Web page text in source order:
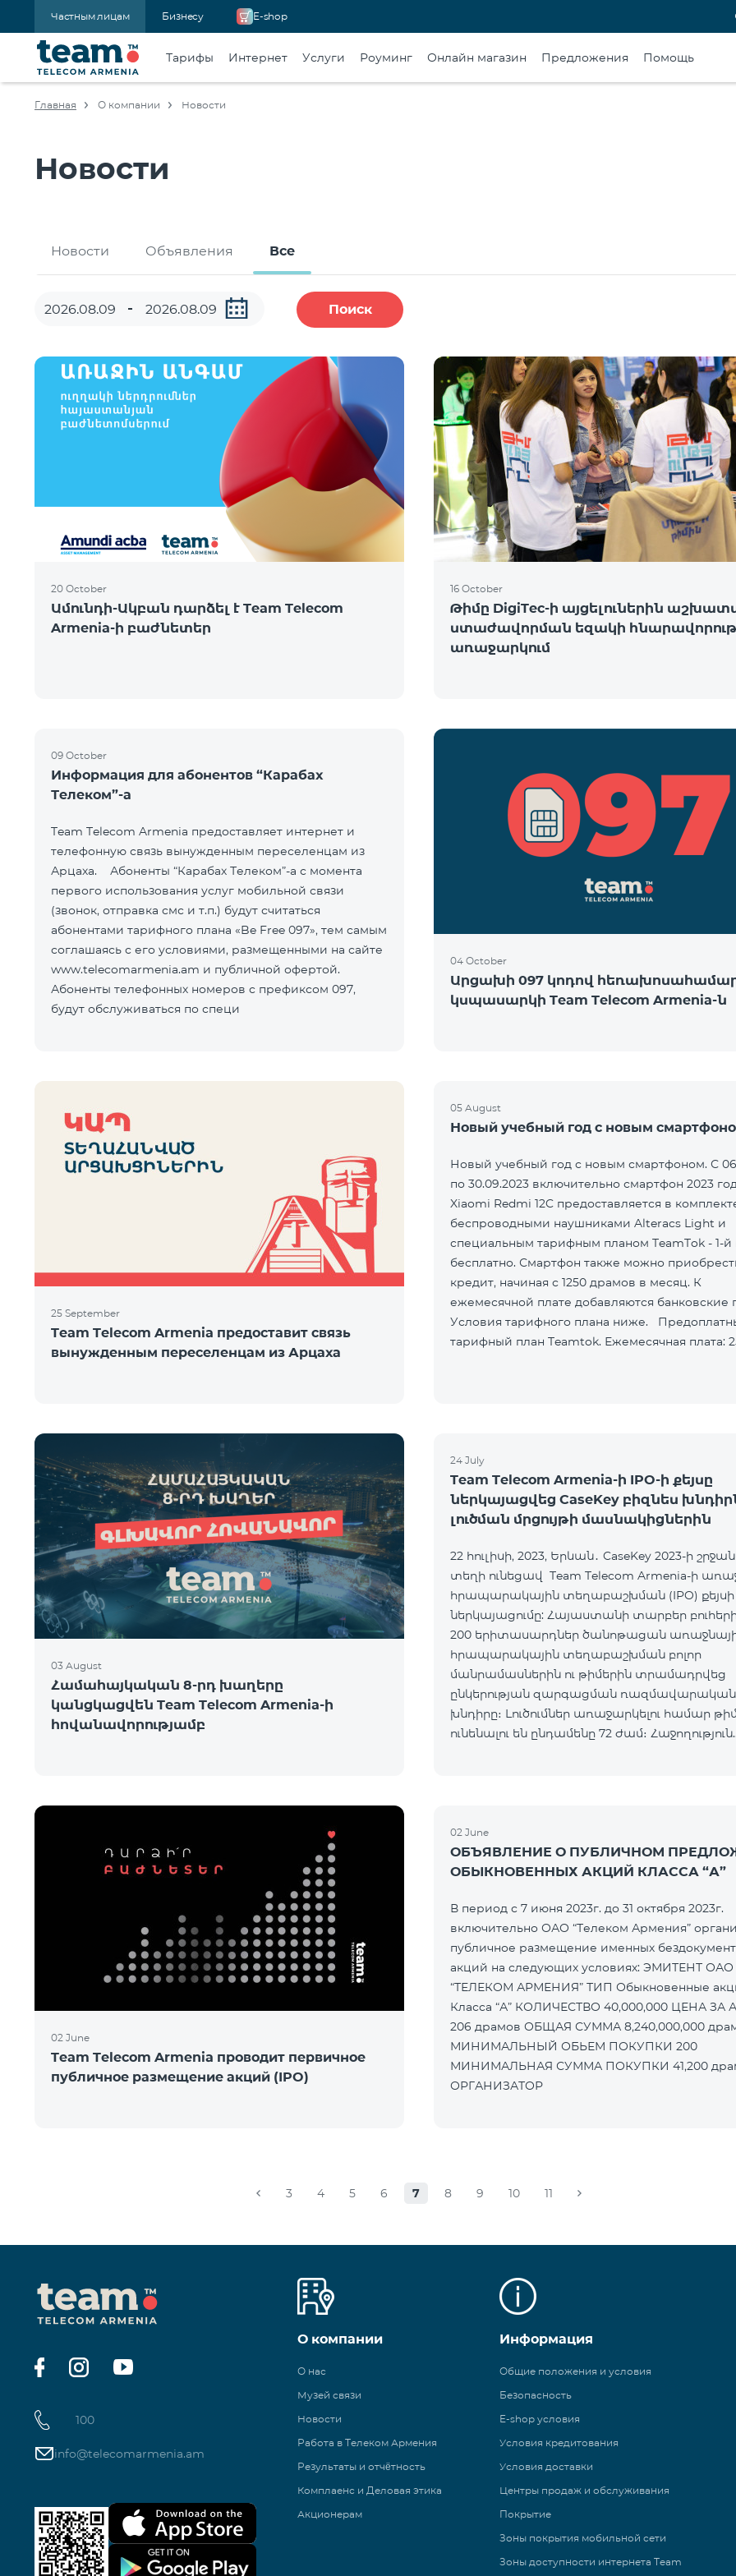
Частным лицам Бизнесу E-shop
Тарифы Интернет Услуги Роуминг Онлайн магазин Предложения Помощь
Главная О компании Новости
Новости
Новости Объявления Все
Поиск
20 October
Ամունդի-Ակբան դարձել է Team Telecom
Armenia-ի բաժնետեր
16 October
Թիմը DigiTec-ի այցելուներին
ստաժավորման եզակի
առաջարկում
09 October
Информация для абонентов “Карабах
Телеком”-а
Team Telecom Armenia предоставляет интернет и
телефонную связь вынужденным переселенцам из
Арцаха. Абоненты “Карабах Телеком”-а с момента
первого использования услуг мобильной связи
(звонок, отправка смс и т.п.) будут считаться
абонентами тарифного плана «Be Free 097», тем самым
соглашаясь с его условиями, размещенными на сайте
www.telecomarmenia.am и публичной офертой.
Абоненты телефонных номеров с префиксом 097,
будут обслуживаться по специ
04 October
Արցախի 097 կոդով
կսպասարկի Team Telecom Armenia-ն
25 September
Team Telecom Armenia предоставит связь
вынужденным переселенцам из Арцаха
05 August
Новый учебный год с новым
Новый учебный год с новым смартфоном. С
по 30.09.2023 включительно смартфон 2023
Xiaomi Redmi 12C предоставляется в
беспроводными наушниками Alteracs Light и
специальным тарифным планом TeamTok - 1-й
бесплатно. Смартфон также можно
кредит, начиная с 1250 драмов в месяц. К
ежемесячной плате добавляются банковские
Условия тарифного плана ниже.
тарифный план Teamtok. Ежемесячная плата: 2500
03 August
Համահայկական 8-րդ խաղերը
կանցկացվեն Team Telecom Armenia-ի
հովանավորությամբ
24 July
Team Telecom Armenia-ի IPO-ի քեյսը
ներկայացվեց CaseKey բիզնես
լուծման մրցույթի մասնակիցներին
22 հուլիսի, 2023, Երևան․ CaseKey 2023-ի
տեղի ունեցավ Team Telecom Armenia-ի
հրապարակային տեղաբաշխման (IPO) քեյսի
ներկայացումը: Հայաստանի տարբեր
200 երիտասարդներ ծանոթացան
հրապարակային տեղաբաշխման բոլոր
մանրամասներին ու թիմերին տրամադրվեց
ընկերության զարգացման ռազմավարական
խնդիրը։ Լուծումներ առաջարկելու համար
ունենալու են ընդամենը 72 ժամ։ Հաջողություն
02 June
Team Telecom Armenia проводит первичное
публичное размещение акций (IPO)
02 June
ОБЪЯВЛЕНИЕ О ПУБЛИЧНОМ
ОБЫКНОВЕННЫХ АКЦИЙ КЛАССА “А”
В период с 7 июня 2023г. до 31 октября 2023г.
включительно ОАО “Телеком Армения”
публичное размещение именных
акций на следующих условиях: ЭМИТЕНТ ОАО
“ТЕЛЕКОМ АРМЕНИЯ” ТИП Обыкновенные акции
Класса “А” КОЛИЧЕСТВО 40,000,000 ЦЕНА ЗА АКЦИЮ
206 драмов ОБЩАЯ СУММА 8,240,000,000 драмов
МИНИМАЛЬНЫЙ ОБЬЕМ ПОКУПКИ 200
МИНИМАЛЬНАЯ СУММА ПОКУПКИ 41,200 драмов
ОРГАНИЗАТОР
3 4 5 6 7 8 9 10 11
100
info@telecomarmenia.am
О компании
О нас
Музей связи
Новости
Работа в Телеком Армения
Результаты и отчётность
Комплаенс и Деловая этика
Акционерам
Информация
Общие положения и условия
Безопасность
E-shop условия
Условия кредитования
Условия доставки
Центры продаж и обслуживания
Покрытие
Зоны покрытия мобильной сети
Зоны доступности интернета Team